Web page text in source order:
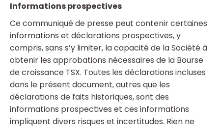
Informations prospectives
Ce communiqué de presse peut contenir certaines
informations et déclarations prospectives, y
compris, sans s’y limiter, la capacité de la Société à
obtenir les approbations nécessaires de la Bourse
de croissance TSX. Toutes les déclarations incluses
dans le présent document, autres que les
déclarations de faits historiques, sont des
informations prospectives et ces informations
impliquent divers risques et incertitudes. Rien ne